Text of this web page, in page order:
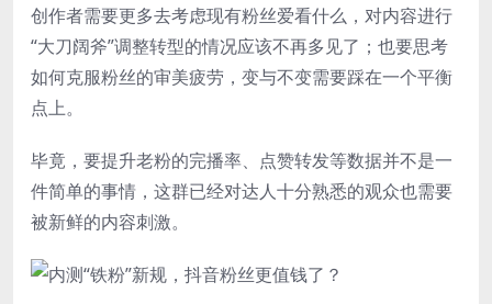
创作者需要更多去考虑现有粉丝爱看什么，对内容进行
“大刀阔斧”调整转型的情况应该不再多见了；也要思考
如何克服粉丝的审美疲劳，变与不变需要踩在一个平衡
点上。
毕竟，要提升老粉的完播率、点赞转发等数据并不是一
件简单的事情，这群已经对达人十分熟悉的观众也需要
被新鲜的内容刺激。